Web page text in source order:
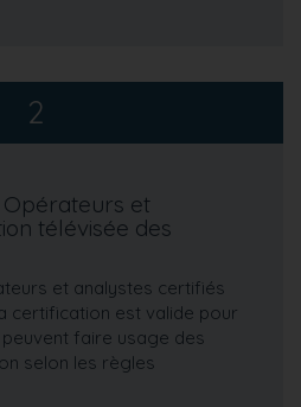
2
Opérateurs et
télévisée des
et analystes certifiés
certification est valide pour
faire usage des
selon les règles